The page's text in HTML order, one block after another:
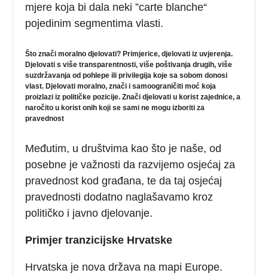
mjere koja bi dala neki ”carte blanche“
pojedinim segmentima vlasti.
Što znači moralno djelovati? Primjerice, djelovati iz uvjerenja.
Djelovati s više transparentnosti, više poštivanja drugih, više
suzdržavanja od pohlepe ili privilegija koje sa sobom donosi
vlast. Djelovati moralno, znači i samoograničiti moć koja
proizlazi iz političke pozicije. Znači djelovati u korist zajednice, a
naročito u korist onih koji se sami ne mogu izboriti za
pravednost
Međutim, u društvima kao što je naše, od
posebne je važnosti da razvijemo osjećaj za
pravednost kod građana, te da taj osjećaj
pravednosti dodatno naglašavamo kroz
političko i javno djelovanje.
Primjer tranzicijske Hrvatske
Hrvatska je nova država na mapi Europe.